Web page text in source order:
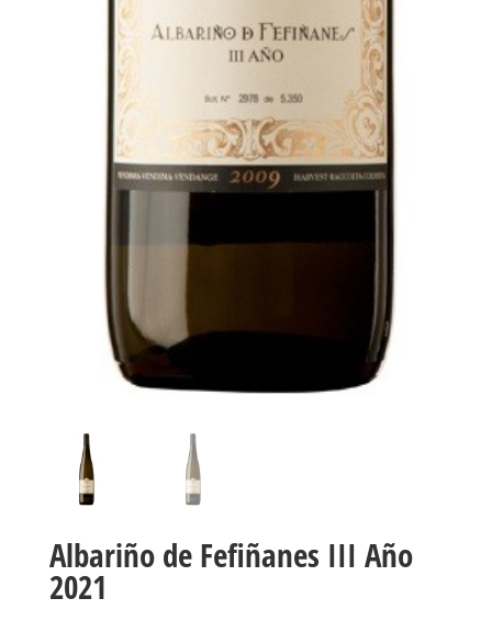
Albariño de Fefiñanes III Año
2021